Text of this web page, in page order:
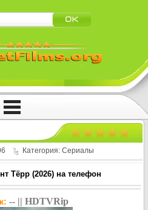
Категория: Сериалы
Тёрр (2026) на телефон
-- || HDTVRip
сперва нажмите на
верхнем углу!!!